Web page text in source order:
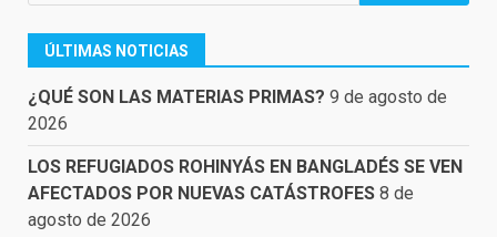
ÚLTIMAS NOTICIAS
¿QUÉ SON LAS MATERIAS PRIMAS? 9 de agosto de
2026
LOS REFUGIADOS ROHINYÁS EN BANGLADÉS SE VEN
AFECTADOS POR NUEVAS CATÁSTROFES 8 de
agosto de 2026